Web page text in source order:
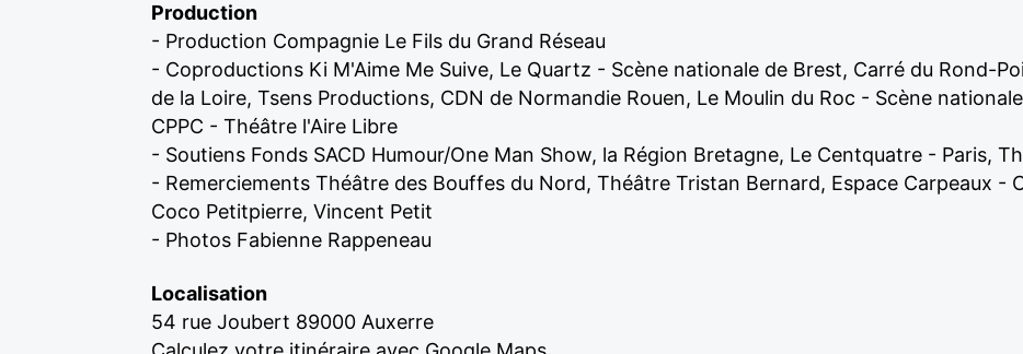
Production
- Production Compagnie Le Fils du Grand Réseau
- Coproductions Ki M'Aime Me Suive, Le Quartz - Scène nationale de Brest, Carré du Rond-
de la Loire, Tsens Productions, CDN de Normandie Rouen, Le Moulin du Roc - Scène
CPPC - Théâtre l'Aire Libre
- Soutiens Fonds SACD Humour/One Man Show, la Région Bretagne, Le Centquatre - Paris,
- Remerciements Théâtre des Bouffes du Nord, Théâtre Tristan Bernard, Espace Carpeaux -
Coco Petitpierre, Vincent Petit
- Photos Fabienne Rappeneau
Localisation
54 rue Joubert 89000 Auxerre